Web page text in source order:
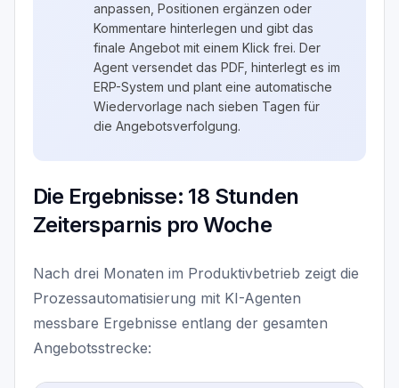
anpassen, Positionen ergänzen oder
Kommentare hinterlegen und gibt das
finale Angebot mit einem Klick frei. Der
Agent versendet das PDF, hinterlegt es im
ERP-System und plant eine automatische
Wiedervorlage nach sieben Tagen für
die Angebotsverfolgung.
Die Ergebnisse: 18 Stunden
Zeitersparnis pro Woche
Nach drei Monaten im Produktivbetrieb zeigt die
Prozessautomatisierung mit KI-Agenten
messbare Ergebnisse entlang der gesamten
Angebotsstrecke: